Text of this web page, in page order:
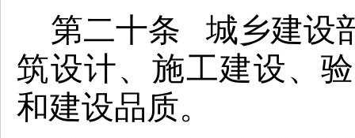
第二十条 城乡建设
筑设计、施工建设、
和建设品质。